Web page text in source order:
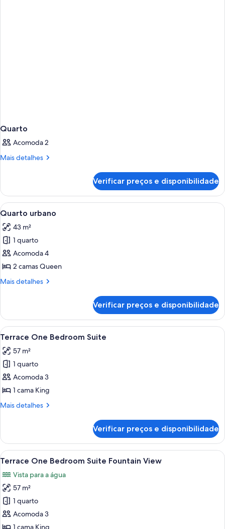
Quarto
Acomoda 2
Mais detalhes
Mais
Verificar preços e disponibilidade
Carrega
todas
as
fotos
de
Quarto
urbano
Quarto de hotel com duas camas,
4
Quarto urbano
43 m²
1 quarto
Acomoda 4
2 camas Queen
Mais detalhes
Mais
urbano
Verificar preços e disponibilidade
Carrega
todas
as
fotos
de
Terrace
One
Quarto de hotel moderno com sofá
9
Terrace One Bedroom Suite
57 m²
1 quarto
Acomoda 3
1 cama King
Mais detalhes
Mais
One
Bedroom
Suite
Verificar preços e disponibilidade
Carrega
todas
as
fotos
de
Terrace
One
Quarto de hotel com uma cama
7
Terrace One Bedroom Suite Fountain View
Vista para a água
57 m²
1 quarto
Acomoda 3
1 cama King